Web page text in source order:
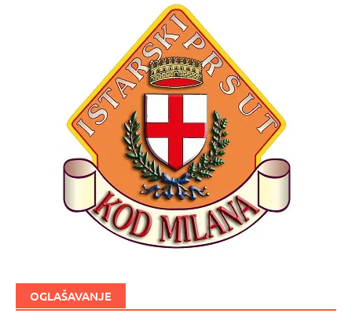
OGLAŠAVANJE